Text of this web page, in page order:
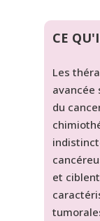
CE
Les
avancée
du
et